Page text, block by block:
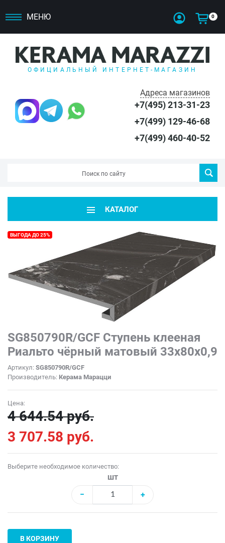
МЕНЮ 0
ОФИЦИАЛЬНЫЙ ИНТЕРНЕТ-МАГАЗИН
Адреса магазинов
+7(495) 213-31-23
+7(499) 129-46-68
+7(499) 460-40-52
КАТАЛОГ
ВЫГОДА ДО 25%
SG850790R/GCF Ступень клееная
Риальто чёрный матовый 33x80x0,9
Артикул: SG850790R/GCF
Производитель: Керама Марацци
Цена:
4 644.54 руб.
3 707.58 руб.
Выберите необходимое количество:
шт
−
+
В КОРЗИНУ